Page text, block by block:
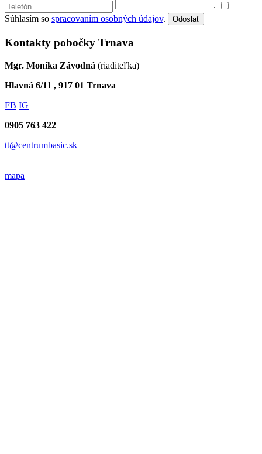
Súhlasím so spracovaním osobných údajov. Odoslať
Kontakty pobočky Trnava
Mgr. Monika Závodná (riaditeľka)
Hlavná 6/11 , 917 01 Trnava
FB IG
0905 763 422
tt@centrumbasic.sk
mapa